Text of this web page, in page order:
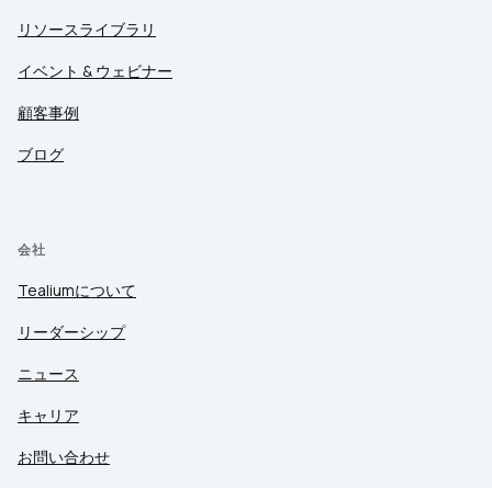
リソースライブラリ
イベント & ウェビナー
顧客事例
ブログ
会社
Tealiumについて
リーダーシップ
ニュース
キャリア
お問い合わせ